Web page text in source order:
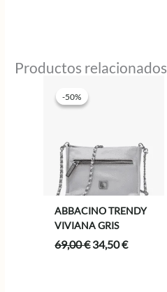
Productos relacionados
-50%
-50%
ABBACINO TRENDY
VIVIANA GRIS
69,00€El
34,50€El